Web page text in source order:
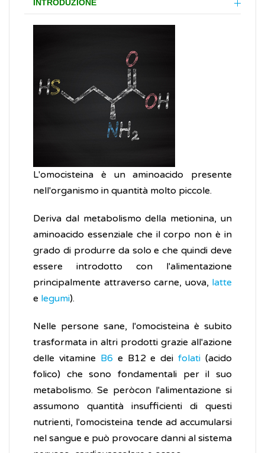
INTRODUZIONE
L'omocisteina è un aminoacido presente
nell'organismo in quantità molto piccole.
Deriva dal metabolismo della metionina, un
aminoacido essenziale che il corpo non è in
grado di produrre da solo e che quindi deve
essere introdotto con l'alimentazione
principalmente attraverso carne, uova, latte
e legumi).
Nelle persone sane, l'omocisteina è subito
trasformata in altri prodotti grazie all'azione
delle vitamine B6 e B12 e deifolati (acido
folico) che sono fondamentali per il suo
metabolismo. Se peròcon l'alimentazione si
assumono quantità insufficienti di questi
nutrienti, l'omocisteina tende ad accumularsi
nel sangue e può provocare danni al sistema